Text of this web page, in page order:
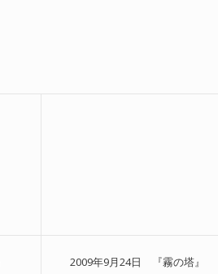
2009年9月24日 『霧の塔』